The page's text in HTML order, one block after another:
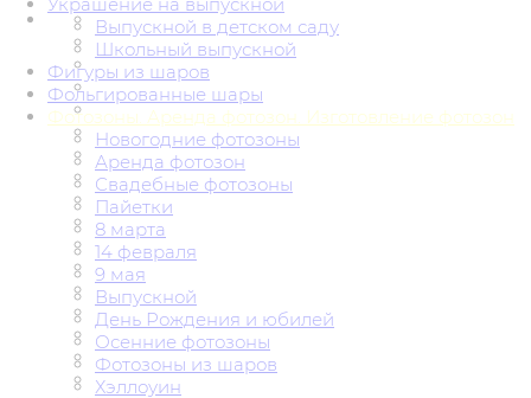
Выпускной в детском саду
Школьный выпускной
Фигуры из шаров
Фольгированные шары
Фотозоны. Аренда фотозон. Изготовление фотозон
Новогодние фотозоны
Аренда фотозон
Свадебные фотозоны
Пайетки
8 марта
14 февраля
9 мая
Выпускной
День Рождения и юбилей
Осенние фотозоны
Фотозоны из шаров
Хэллоуин